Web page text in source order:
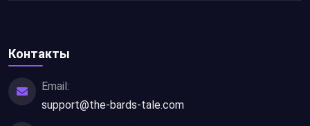
Контакты
Email:
support@the-bards-tale.com